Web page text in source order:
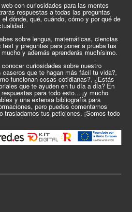
con curiosidades para las mentes
respuestas a todas las preguntas
dónde, qué, cuándo, cómo y por qué de
sobre lengua, matemáticas, ciencias
y preguntas para poner a prueba tus
y además aprenderás muchísimo.
curiosidades sobre nuestro
que te hagan más fácil tu vida?,
funcionan cosas cotidianas?, ¿Estás
que te ayuden en tu día a día? En
para todo esto... ¡y mucho
y una extensa bibliografía para
pero puedes comentarnos
trasladarnos tus peticiones. ¡Somos todo